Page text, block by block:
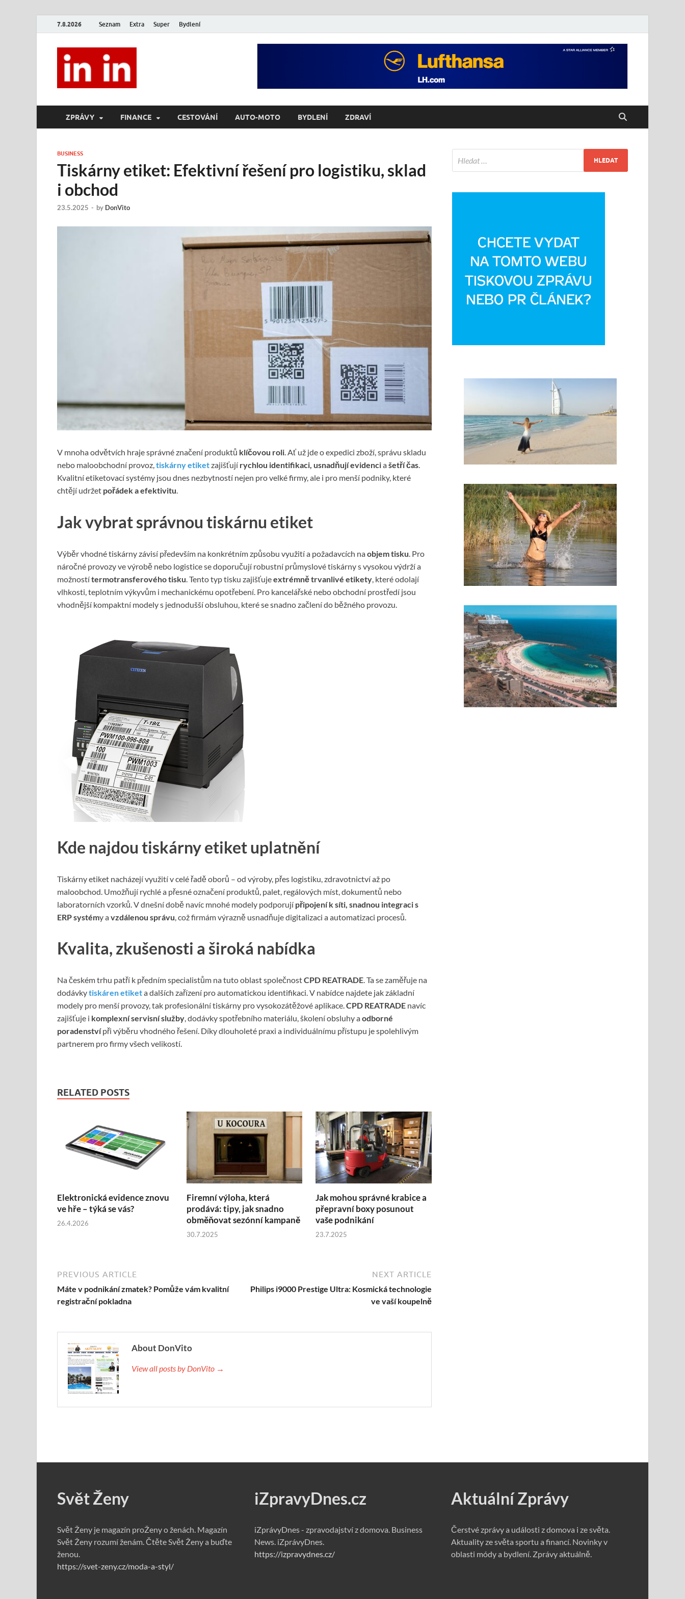
7.8.2026 Seznam Extra Super Bydlení
ZPRÁVY FINANCE CESTOVÁNÍ AUTO-MOTO BYDLENÍ ZDRAVÍ
BUSINESS
Tiskárny etiket: Efektivní řešení pro logistiku, sklad
i obchod
23.5.2025 - by DonVito
V mnoha odvětvích hraje správné značení produktů klíčovou roli. Ať už jde o expedici zboží, správu skladu
nebo maloobchodní provoz,tiskárny etiketzajišťují rychlou identifikaci, usnadňují evidenciašetří čas.
Kvalitní etiketovací systémy jsou dnes nezbytností nejen pro velké firmy, ale i pro menší podniky, které
chtějí udržet pořádek a efektivitu.
Jak vybrat správnou tiskárnu etiket
Výběr vhodné tiskárny závisí především na konkrétním způsobu využití a požadavcích naobjem tisku. Pro
náročné provozy ve výrobě nebo logistice se doporučují robustní průmyslové tiskárny s vysokou výdrží a
možnostítermotransferového tisku. Tento typ tisku zajišťujeextrémně trvanlivé etikety, které odolají
vlhkosti, teplotním výkyvům i mechanickému opotřebení. Pro kancelářské nebo obchodní prostředí jsou
vhodnější kompaktní modely s jednodušší obsluhou, které se snadno začlení do běžného provozu.
Kde najdou tiskárny etiket uplatnění
Tiskárny etiket nacházejí využití v celé řadě oborů – od výroby, přes logistiku, zdravotnictví až po
maloobchod. Umožňují rychlé a přesné označení produktů, palet, regálových míst, dokumentů nebo
laboratorních vzorků. V dnešní době navíc mnohé modely podporují připojení k síti, snadnou integraci s
ERP systémy avzdálenou správu , což firmám výrazně usnadňuje digitalizaci a automatizaci procesů.
Kvalita, zkušenosti a široká nabídka
Na českém trhu patří k předním specialistům na tuto oblast společnostCPD REATRADE. Ta se zaměřuje na
dodávkytiskáren etiketa dalších zařízení pro automatickou identifikaci. V nabídce najdete jak základní
modely pro menší provozy, tak profesionální tiskárny pro vysokozátěžové aplikace.CPD REATRADE navíc
zajišťuje i komplexní servisní služby, dodávky spotřebního materiálu, školení obsluhy aodborné
poradenstvípři výběru vhodného řešení. Díky dlouholeté praxi a individuálnímu přístupu je spolehlivým
partnerem pro firmy všech velikostí.
RELATED POSTS
Elektronická evidence znovu
ve hře – týká se vás?
26.4.2026
Firemní výloha, která
prodává: tipy, jak snadno
obměňovat sezónní kampaně
30.7.2025
Jak mohou správné krabice a
přepravní boxy posunout
vaše podnikání
23.7.2025
PREVIOUS ARTICLE
Máte v podnikání zmatek? Pomůže vám kvalitní
registrační pokladna
NEXT ARTICLE
Philips i9000 Prestige Ultra: Kosmická technologie
ve vaší koupelně
About DonVito
View all posts by DonVito →
Svět Ženy
Svět Ženy je magazín proŽeny o ženách. Magazín
Svět Ženy rozumí ženám. Čtěte Svět Ženy a buďte
ženou.
https://svet-zeny.cz/moda-a-styl/
iZpravyDnes.cz
iZprávyDnes - zpravodajství z domova. Business
News. iZprávyDnes.
https://izpravydnes.cz/
Aktuální Zprávy
Čerstvé zprávy a události z domova i ze světa.
Aktuality ze světa sportu a financí. Novinky v
oblasti módy a bydlení. Zprávy aktuálně.